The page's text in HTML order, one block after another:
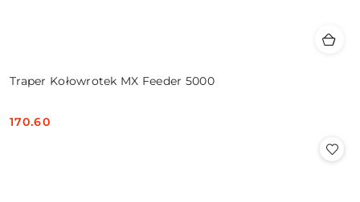
Traper Kołowrotek MX Feeder 5000
Cena:
170.60